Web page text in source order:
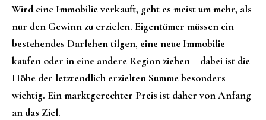
Wird eine Immobilie verkauft, geht es meist um mehr, als
nur den Gewinn zu erzielen. Eigentümer müssen ein
bestehendes Darlehen tilgen, eine neue Immobilie
kaufen oder in eine andere Region ziehen – dabei ist die
Höhe der letztendlich erzielten Summe besonders
wichtig. Ein marktgerechter Preis ist daher von Anfang
an das Ziel.